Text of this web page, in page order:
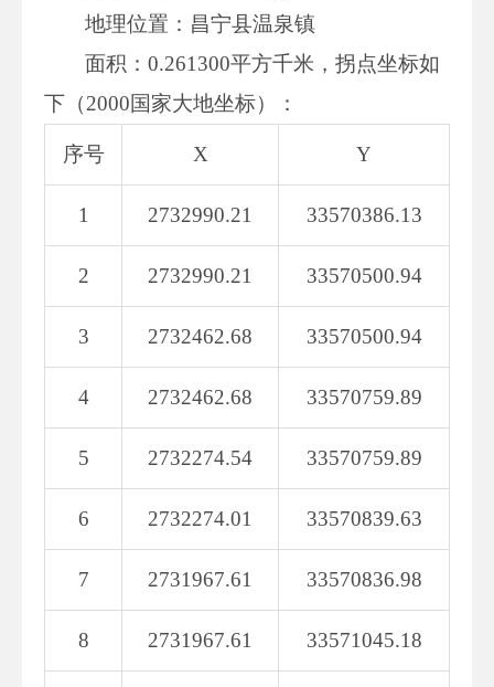
地理位置：昌宁县温泉镇
面积：0.261300平方千米，拐点坐标如
下（2000国家大地坐标）：
序号 X Y
1 2732990.21 33570386.13
2 2732990.21 33570500.94
3 2732462.68 33570500.94
4 2732462.68 33570759.89
5 2732274.54 33570759.89
6 2732274.01 33570839.63
7 2731967.61 33570836.98
8 2731967.61 33571045.18